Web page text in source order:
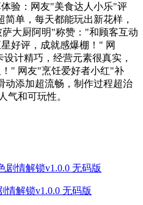
验：网友"美食达人小乐"评
单，每天都能玩出新花样，
大厨阿明"称赞："和顾客互动
好评，成就感爆棚！" 网
计精巧，经营元素很真实，
" 网友"烹饪爱好者小红"补
动添加超流畅，制作过程超治
气和可玩性。
情解锁v1.0.0 无码版